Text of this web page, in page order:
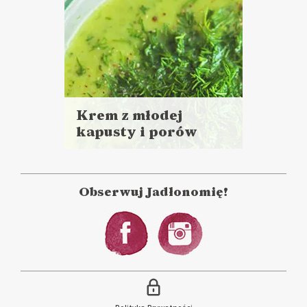
Krem z młodej
kapusty i porów
do 30 minut
ZUPY
Obserwuj Jadłonomię!